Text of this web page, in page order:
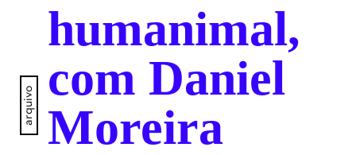
arquivo
humanimal,
com Daniel
Moreira